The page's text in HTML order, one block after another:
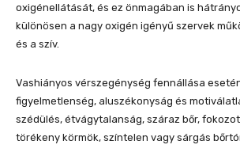
oxigénellátását, és ez önmagában is
különösen a nagy oxigén igényű szervek
és a szív.
Vashiányos vérszegénység fennállása
figyelmetlenség, aluszékonyság és
szédülés, étvágytalanság, száraz bőr,
törékeny körmök, színtelen vagy sárgás